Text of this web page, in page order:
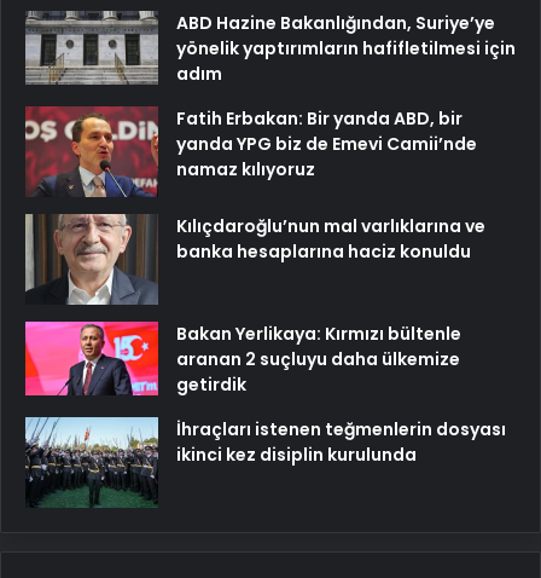
ABD Hazine Bakanlığından, Suriye’ye
yönelik yaptırımların hafifletilmesi için
adım
Fatih Erbakan: Bir yanda ABD, bir
yanda YPG biz de Emevi Camii’nde
namaz kılıyoruz
Kılıçdaroğlu’nun mal varlıklarına ve
banka hesaplarına haciz konuldu
Bakan Yerlikaya: Kırmızı bültenle
aranan 2 suçluyu daha ülkemize
getirdik
İhraçları istenen teğmenlerin dosyası
ikinci kez disiplin kurulunda